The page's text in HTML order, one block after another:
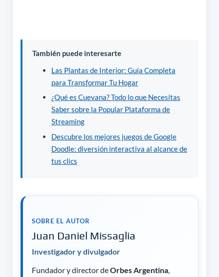
También puede interesarte
Las Plantas de Interior: Guía Completa
para Transformar Tu Hogar
¿Qué es Cuevana? Todo lo que Necesitas
Saber sobre la Popular Plataforma de
Streaming
Descubre los mejores juegos de Google
Doodle: diversión interactiva al alcance de
tus clics
SOBRE EL AUTOR
Juan Daniel Missaglia
Investigador y divulgador
Fundador y director deOrbes Argentina,